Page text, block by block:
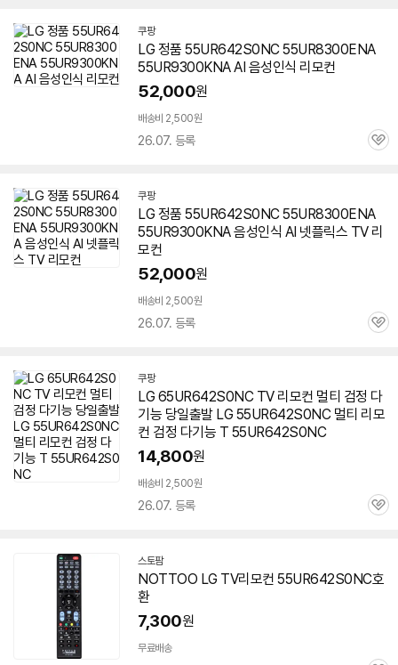
쿠팡
LG 정품 55UR642S0NC55UR8300ENA
55UR9300KNA AI 음성인식 리모컨
52,000원
배송비 2,500원
26.07. 등록
관
쿠팡
LG 정품 55UR642S0NC55UR8300ENA
55UR9300KNA 음성인식 AI 넷플릭스 TV 리
모컨
52,000원
배송비 2,500원
26.07. 등록
관
쿠팡
LG 65UR642S0NC TV 리모컨 멀티 검정 다
기능 당일출발 LG 55UR642S0NC멀티 리모
컨 검정 다기능 T 55UR642S0NC
14,800원
배송비 2,500원
26.07. 등록
관
스토팜네
이
NOTTOO LG TV리모컨 55UR642S0NC호
환
7,300원
무료배송